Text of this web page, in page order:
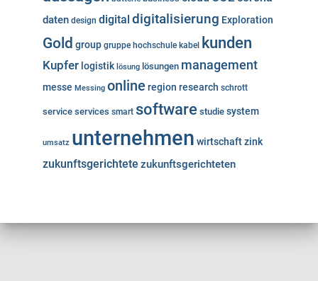
daten design digital digitalisierung Exploration
Gold group gruppe hochschule kabel kunden
Kupfer logistik lösung lösungen management
messe Messing online region research schrott
service services smart software studie system
umsatz unternehmen wirtschaftzink
zukunftsgerichtete zukunftsgerichteten